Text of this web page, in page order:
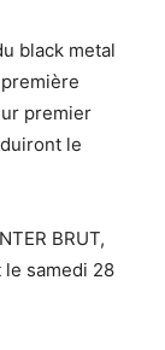
black metal
première
premier
le
BRUT,
le samedi 28